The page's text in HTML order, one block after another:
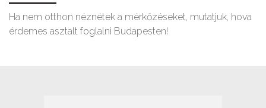
Ha nem otthon néznétek a mérkőzéseket, mutatjuk, hova
érdemes asztalt foglalni Budapesten!